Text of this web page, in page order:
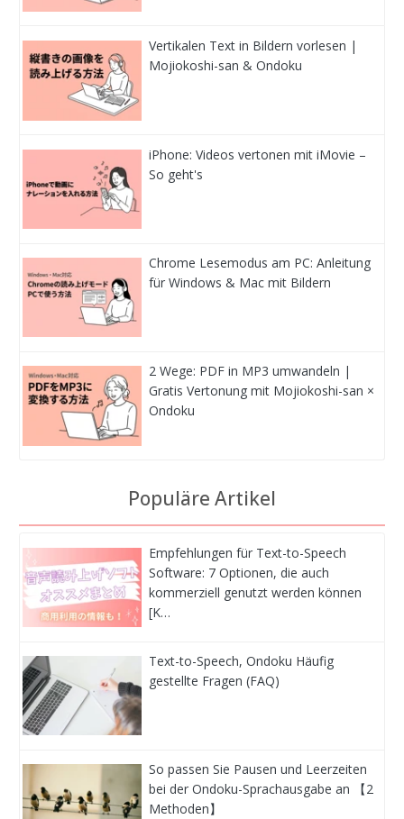
Vertikalen Text in Bildern vorlesen |
Mojiokoshi-san & Ondoku
iPhone: Videos vertonen mit iMovie –
So geht's
Chrome Lesemodus am PC: Anleitung
für Windows & Mac mit Bildern
2 Wege: PDF in MP3 umwandeln |
Gratis Vertonung mit Mojiokoshi-san ×
Ondoku
Populäre Artikel
Empfehlungen für Text-to-Speech
Software: 7 Optionen, die auch
kommerziell genutzt werden können
[K…
Text-to-Speech, Ondoku Häufig
gestellte Fragen (FAQ)
So passen Sie Pausen und Leerzeiten
bei der Ondoku-Sprachausgabe an 【2
Methoden】